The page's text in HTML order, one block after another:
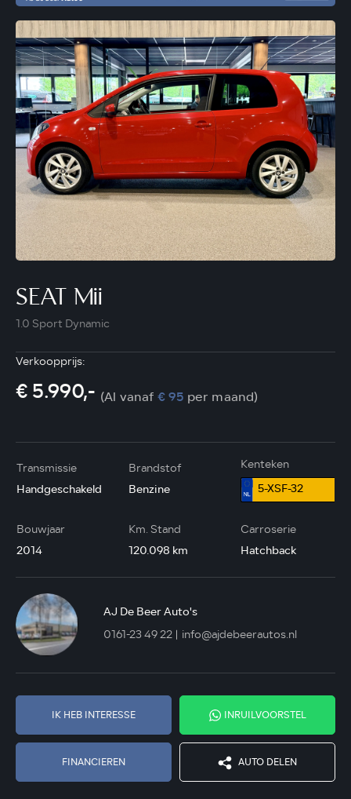
SEAT Mii
1.0 Sport Dynamic
Verkoopprijs:
€ 5.990,- (Al vanaf € 95 per maand)
Transmissie
Handgeschakeld
Brandstof
Benzine
Kenteken
5-XSF-32
Bouwjaar
2014
Km. Stand
120.098 km
Carroserie
Hatchback
AJ De Beer Auto's
0161-23 49 22
info@ajdebeerautos.nl
IK HEB INTERESSE INRUILVOORSTEL
FINANCIEREN AUTO DELEN